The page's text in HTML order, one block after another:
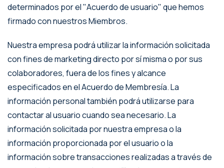
determinados por el "Acuerdo de usuario" que hemos
firmado con nuestros Miembros.
Nuestra empresa podrá utilizar la información solicitada
con fines de marketing directo por sí misma o por sus
colaboradores, fuera de los fines y alcance
especificados en el Acuerdo de Membresía. La
información personal también podrá utilizarse para
contactar al usuario cuando sea necesario. La
información solicitada por nuestra empresa o la
información proporcionada por el usuario o la
información sobre transacciones realizadas a través de